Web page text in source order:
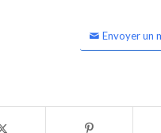
Envoyer un